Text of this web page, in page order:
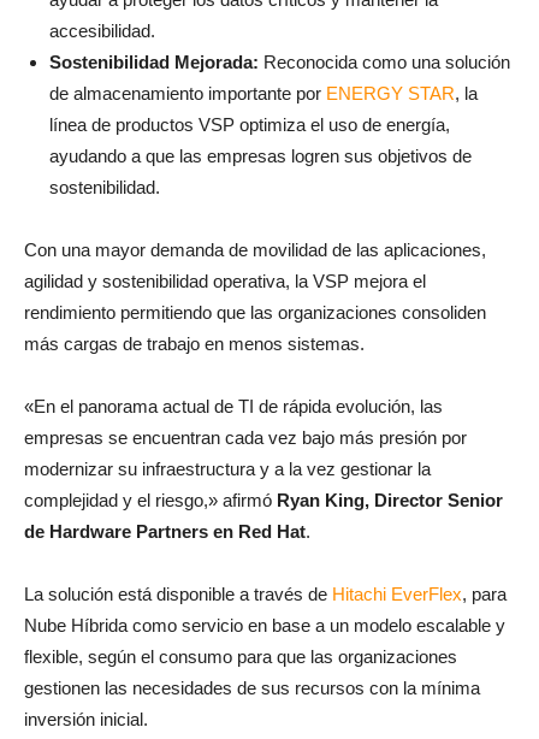
accesibilidad.
Sostenibilidad Mejorada: Reconocida como una solución
de almacenamiento importante por ENERGY STAR, la
línea de productos VSP optimiza el uso de energía,
ayudando a que las empresas logren sus objetivos de
sostenibilidad.
Con una mayor demanda de movilidad de las aplicaciones,
agilidad y sostenibilidad operativa, la VSP mejora el
rendimiento permitiendo que las organizaciones consoliden
más cargas de trabajo en menos sistemas.
«En el panorama actual de TI de rápida evolución, las
empresas se encuentran cada vez bajo más presión por
modernizar su infraestructura y a la vez gestionar la
complejidad y el riesgo,» afirmó Ryan King, Director Senior
de Hardware Partners en Red Hat.
La solución está disponible a través de Hitachi EverFlex, para
Nube Híbrida como servicio en base a un modelo escalable y
flexible, según el consumo para que las organizaciones
gestionen las necesidades de sus recursos con la mínima
inversión inicial.